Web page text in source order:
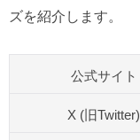
ズを紹介します。
公式サイト
X (旧Twitter)